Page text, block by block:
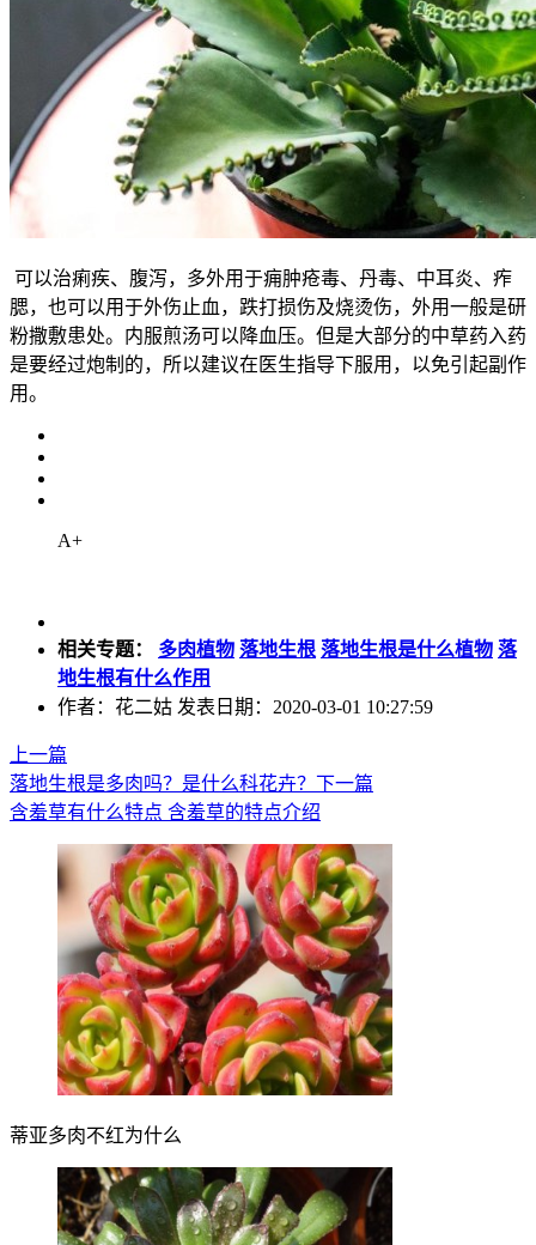
可以治痢疾、腹泻，多外用于痈肿疮毒、丹毒、中耳炎、痄
腮，也可以用于外伤止血，跌打损伤及烧烫伤，外用一般是研
粉撒敷患处。内服煎汤可以降血压。但是大部分的中草药入药
是要经过炮制的，所以建议在医生指导下服用，以免引起副作
用。
A+
相关专题： 多肉植物 落地生根 落地生根是什么植物 落
地生根有什么作用
作者：花二姑 发表日期：2020-03-01 10:27:59
上一篇
落地生根是多肉吗？是什么科花卉？ 下一篇
含羞草有什么特点 含羞草的特点介绍
蒂亚多肉不红为什么